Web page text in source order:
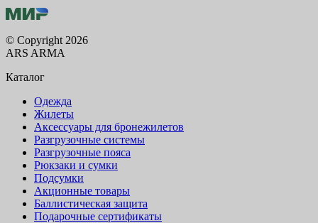
© Copyright 2026
ARS ARMA
Каталог
Одежда
Жилеты
Аксессуары для бронежилетов
Разгрузочные системы
Разгрузочные пояса
Рюкзаки и сумки
Подсумки
Акционные товары
Баллистическая защита
Подарочные сертификаты